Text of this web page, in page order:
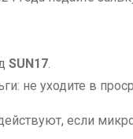
SUN17.
не уходите в
если